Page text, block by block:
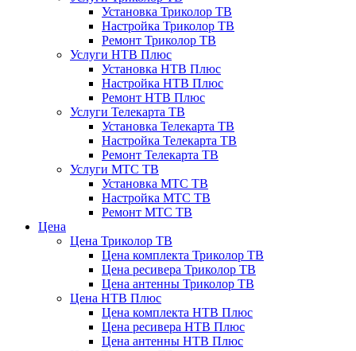
Установка Триколор ТВ
Настройка Триколор ТВ
Ремонт Триколор ТВ
Услуги НТВ Плюс
Установка НТВ Плюс
Настройка НТВ Плюс
Ремонт НТВ Плюс
Услуги Телекарта ТВ
Установка Телекарта ТВ
Настройка Телекарта ТВ
Ремонт Телекарта ТВ
Услуги МТС ТВ
Установка МТС ТВ
Настройка МТС ТВ
Ремонт МТС ТВ
Цена
Цена Триколор ТВ
Цена комплекта Триколор ТВ
Цена ресивера Триколор ТВ
Цена антенны Триколор ТВ
Цена НТВ Плюс
Цена комплекта НТВ Плюс
Цена ресивера НТВ Плюс
Цена антенны НТВ Плюс